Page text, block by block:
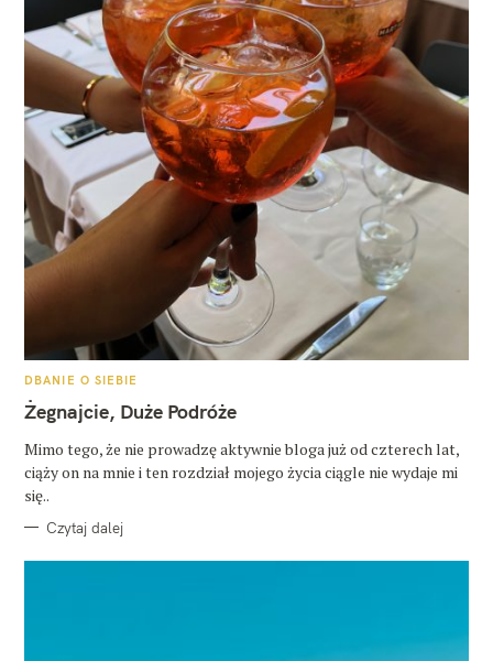
K
T
E
O
R
I
DBANIE O SIEBIE
Żegnajcie, Duże Podróże
Mimo tego, że nie prowadzę aktywnie bloga już od czterech lat,
ciąży on na mnie i ten rozdział mojego życia ciągle nie wydaje mi
się..
Czytaj dalej